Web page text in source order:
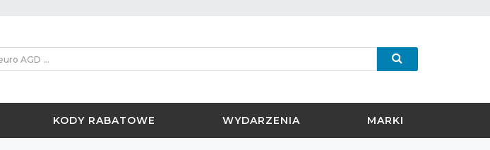
KODY RABATOWE WYDARZENIA MARKI